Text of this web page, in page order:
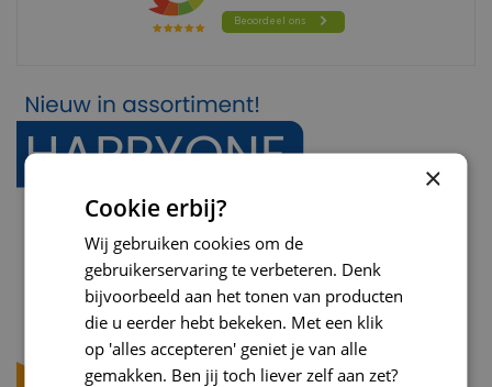
×
Cookie erbij?
Wij gebruiken cookies om de
gebruikerservaring te verbeteren. Denk
bijvoorbeeld aan het tonen van producten
die u eerder hebt bekeken. Met een klik
op 'alles accepteren' geniet je van alle
gemakken. Ben jij toch liever zelf aan zet?